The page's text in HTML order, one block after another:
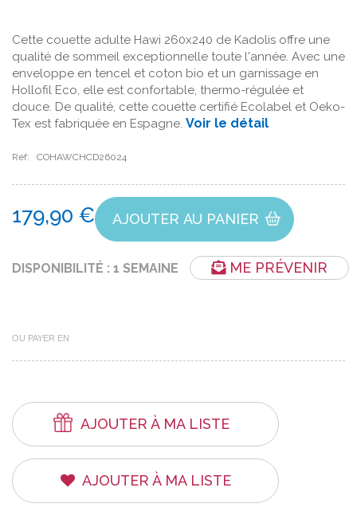
Cette couette adulte Hawi 260x240 de Kadolis offre une
qualité de sommeil exceptionnelle toute l'année. Avec une
enveloppe en tencel et coton bio et un garnissage en
Hollofil Eco, elle est confortable, thermo-régulée et
douce. De qualité, cette couette certifié Ecolabel et Oeko-
Tex est fabriquée en Espagne. Voir le détail
Réf: COHAWCHCD26024
179,90 € AJOUTER AU PANIER
DISPONIBILITÉ : 1 SEMAINE ME PRÉVENIR
OU PAYER EN
AJOUTER À MA LISTE
AJOUTER À MA LISTE